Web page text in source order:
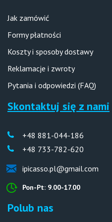
również świetnym
wyrażenie uczuć i
Jesteśmy przekonani, że
spędzania czasu. Na który
wiolonczela”, “Kolorowe
Cicha moc”, “Odnalezienie
zadziorne i intrygujące?
sprawdź koniecznie.
Jak zamówić
Formy płatności
Koszty i sposoby dostawy
Reklamacje i zwroty
Pytania i odpowiedzi (FAQ)
Skontaktuj się z nami
+48 881-044-186
+48 733-782-620
ipicasso.pl@gmail.com
Pon-Pt: 9.00-17.00
Polub nas